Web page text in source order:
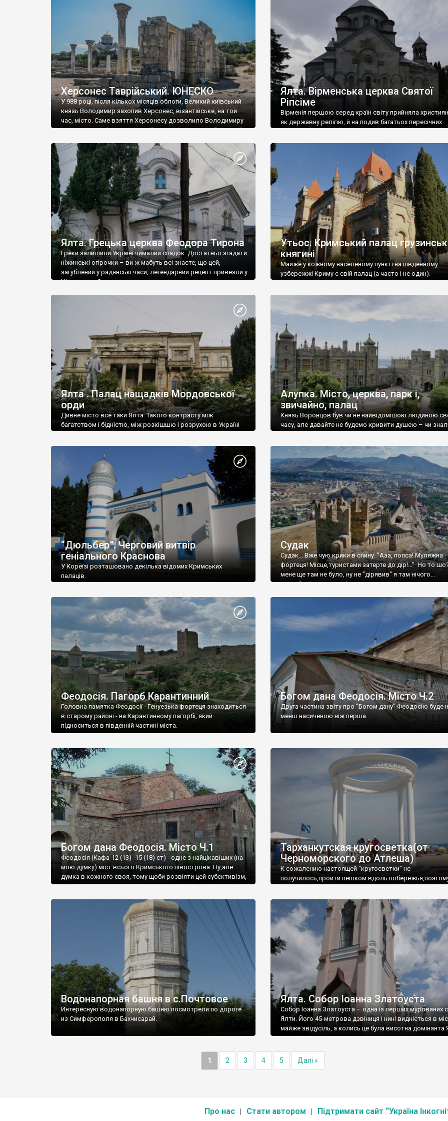
візантійської доби. Раритети викрадені з фондів об’єкту
культурної спадщини ЮНЕСКО «Херсонеса Таврійського».
Офіційно – на виставку «Золото Візантії», але експерти та
влада в Україні вважають це лише […]
називаються «повстяками» (postaki)…” “Вино. Крим
виробляє відмінне вино і його вдосталь: воно все
легке біле і дуже […]
Херсонес Таврійський. ЮНЕСКО
У 988 році, після кількох місяців облоги, Великий київський
князь Володимир захопив Херсонес, візантійське, на той
час, місто. Саме взяття Херсонесу дозволило Володимиру
диктувати свої умови візантійському імператору Василю ІІ,
Херсонесі Володимир-язичник, став Василем-
християнином. А потім було Хрещення Русі. На честь
Херсонесу Таврійського названо місто […]
Ялта. Вірменська церква Святої
Ріпсіме
Вірменія першою серед країн світу прийняла
як державну релігію, й на подив багатьох пересічних
Ялта. Грецька церква Феодора Тирона
Греки залишили Україні чималий спадок. Достатньо згадати
ніжинські огірочки – ви ж мабуть всі знаєте, що цей,
загублений у радянські часи, легендарний рецепт привезли у
Ніжин греки?
Утьос. Кримський палац
княгині
Майже у кожному населеному пункті на південному
узбережжі Криму є свій палац (а часто і не один).
Ялта . Палац нащадків Мордовської
орди
Дивне місто все таки Ялта. Такого контрасту між
багатством і бідністю, між розкішшю і розрухою в Україні
Алупка. Місто, церква, парк і,
звичайно, палац
Князь Воронцов був чи не найвідомішою людиною
часу, але давайте не будемо кривити душею – чи
“Дюльбер”. Черговий витвір
геніального Краснова
У Кореїзі розташовано декілька відомих Кримських
палаців.
Судак
Судак... Вже чую крики в спину: "Ааа, попса! Муляжна
фортеця! Місце,туристами затерте до дір!..." Но то
мене ще там не було, ну не "дірявив" я там нічого...
принаймні до цього літа.
Феодосія. Пагорб Карантинний
Головна памятка Феодосії - Генуезька фортеця знаходиться
в старому районі - на Карантинному пагорбі, який
підноситься в південній частині міста.
Богом дана Феодосія. Місто Ч.2
Друга частина звіту про "Богом дану" Феодосію буде
менш насиченою ніж перша.
Богом дана Феодосія. Місто Ч.1
Феодосія (Кафа-12 (13) -15 (18) ст) - одне з найцікавіших (на
мою думку) міст всього Кримського півострова .Ну,але
думка в кожного своя, тому щоби розвіяти цей субєктивізм,
запрошую відвідати це
Тарханкутская кругосветка(от
Черноморского до Атлеша)
К сожалению настоящей "кругосветки" не
получилось,пройти пешком вдоль
Водонапорная башня в с.Почтовое
Интересную водонапорную башню посмотрели по дороге
из Симферополя в Бахчисарай.
Ялта. Собор Іоанна Златоуста
Собор Іоанна Златоуста – одна із перших мурованих
Ялти. Його 45-метрова дзвіниця і нині видніється в
майже звідусіль, а колись це була висотна домінанта
1 2 3 4 5 Далі »
Про нас Стати автором Підтримати сайт “Україна